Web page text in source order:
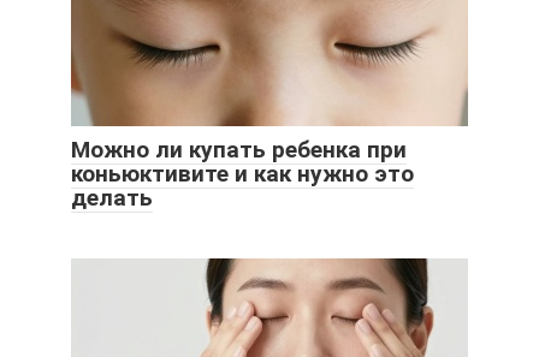
Можно ли купать ребенка при
коньюктивите и как нужно это
делать